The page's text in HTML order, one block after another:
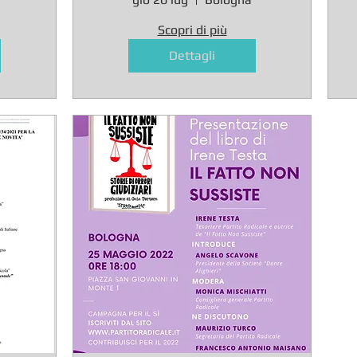
Scopri di più
Dettagli